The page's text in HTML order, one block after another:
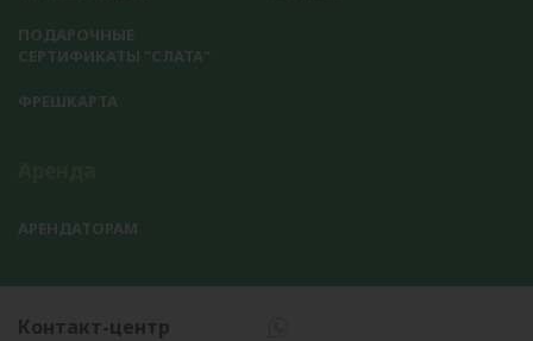
ПОДАРОЧНЫЕ
СЕРТИФИКАТЫ "СЛАТА"
ФРЕШКАРТА
АРЕНДАТОРАМ
Контакт-центр